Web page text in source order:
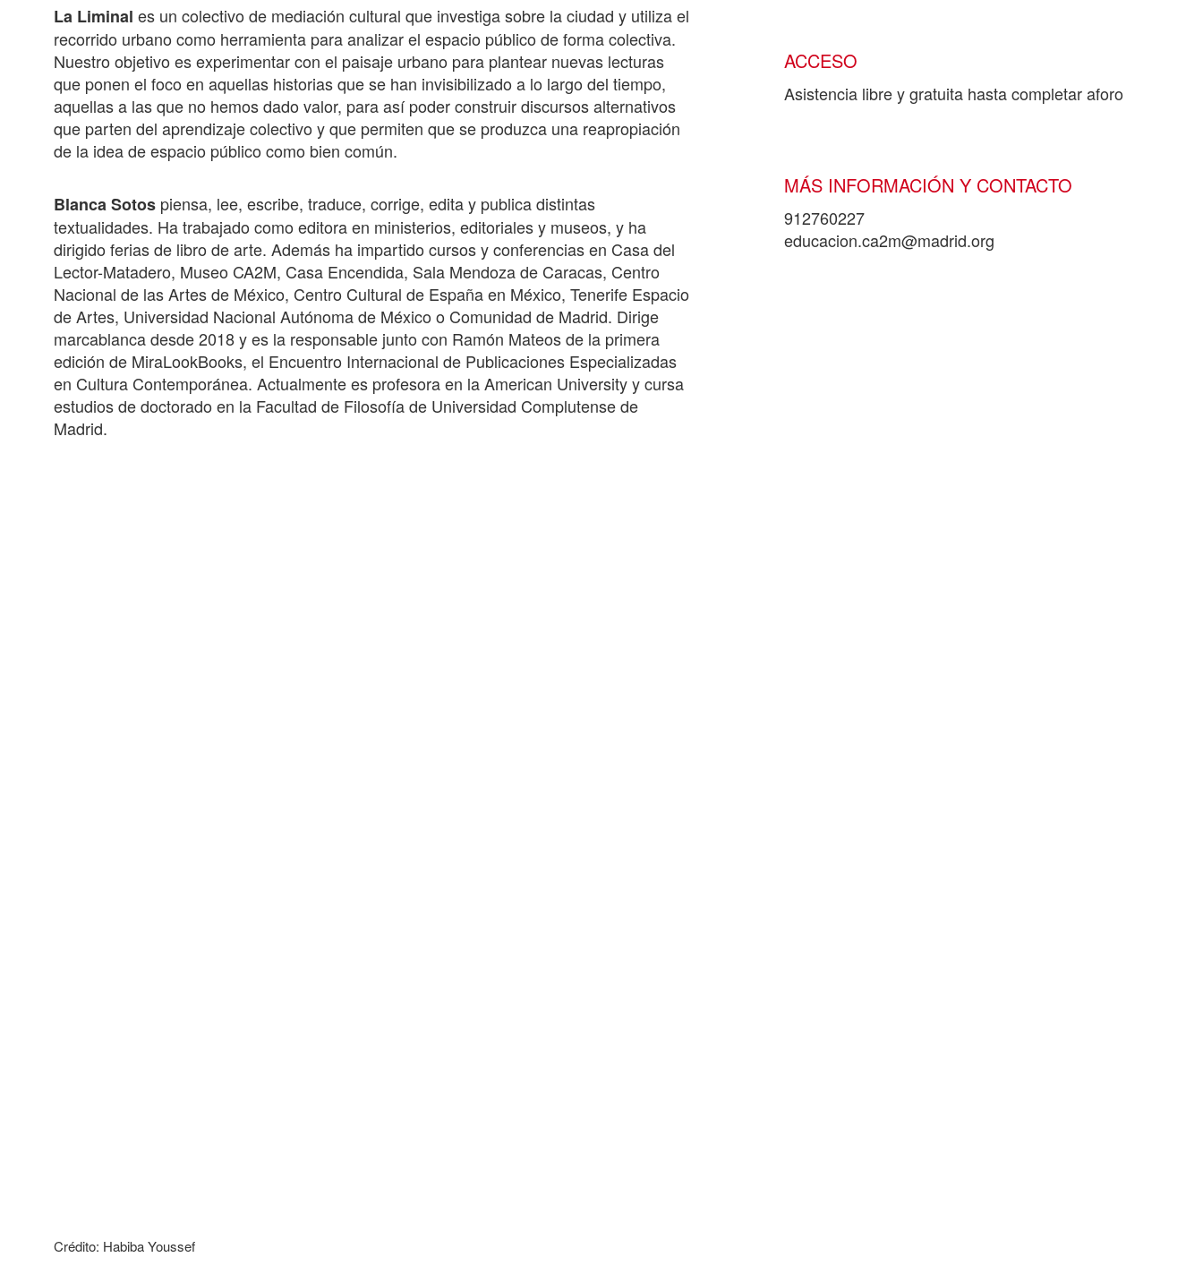
La Liminal es un colectivo de mediación cultural que investiga sobre la ciudad y utiliza el
recorrido urbano como herramienta para analizar el espacio público de forma colectiva.
Nuestro objetivo es experimentar con el paisaje urbano para plantear nuevas lecturas
que ponen el foco en aquellas historias que se han invisibilizado a lo largo del tiempo,
aquellas a las que no hemos dado valor, para así poder construir discursos alternativos
que parten del aprendizaje colectivo y que permiten que se produzca una reapropiación
de la idea de espacio público como bien común.
Blanca Sotos piensa, lee, escribe, traduce, corrige, edita y publica distintas
textualidades. Ha trabajado como editora en ministerios, editoriales y museos, y ha
dirigido ferias de libro de arte. Además ha impartido cursos y conferencias en Casa del
Lector-Matadero, Museo CA2M, Casa Encendida, Sala Mendoza de Caracas, Centro
Nacional de las Artes de México, Centro Cultural de España en México, Tenerife Espacio
de Artes, Universidad Nacional Autónoma de México o Comunidad de Madrid. Dirige
marcablanca desde 2018 y es la responsable junto con Ramón Mateos de la primera
edición de MiraLookBooks, el Encuentro Internacional de Publicaciones Especializadas
en Cultura Contemporánea. Actualmente es profesora en la American University y cursa
estudios de doctorado en la Facultad de Filosofía de Universidad Complutense de
Madrid.
Crédito: Habiba Youssef
ACCESO
Asistencia libre y gratuita hasta completar aforo
MÁS INFORMACIÓN Y CONTACTO
912760227
educacion.ca2m@madrid.org